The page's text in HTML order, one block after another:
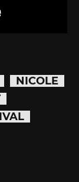
NICOLE